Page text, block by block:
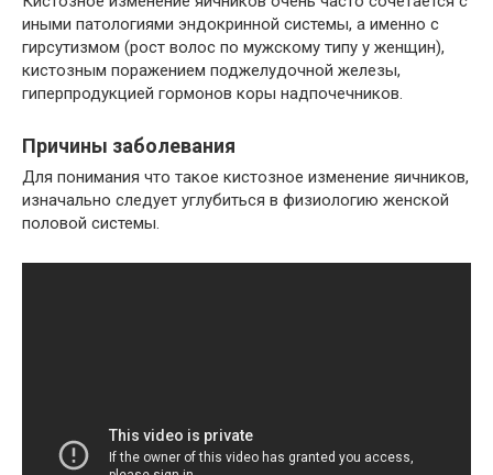
иными патологиями эндокринной системы, а именно с
гирсутизмом (рост волос по мужскому типу у женщин),
кистозным поражением поджелудочной железы,
гиперпродукцией гормонов коры надпочечников.
Причины заболевания
Для понимания что такое кистозное изменение яичников,
изначально следует углубиться в физиологию женской
половой системы.